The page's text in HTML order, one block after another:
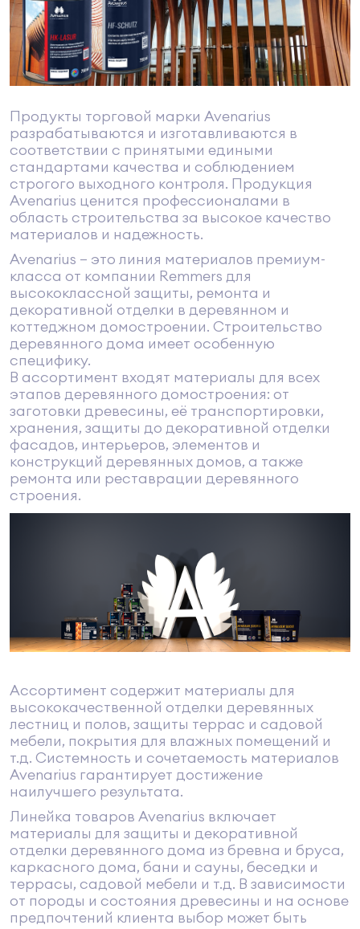
Продукты торговой марки Avenarius
разрабатываются и изготавливаются в
соответствии с принятыми едиными
стандартами качества и соблюдением
строгого выходного контроля. Продукция
Avenarius ценится профессионалами в
область строительства за высокое качество
материалов и надежность.
Avenarius – это линия материалов премиум-
класса от компании Remmers для
высококлассной защиты, ремонта и
декоративной отделки в деревянном и
коттеджном домостроении. Строительство
деревянного дома имеет особенную
специфику.
В ассортимент входят материалы для всех
этапов деревянного домостроения: от
заготовки древесины, её транспортировки,
хранения, защиты до декоративной отделки
фасадов, интерьеров, элементов и
конструкций деревянных домов, а также
ремонта или реставрации деревянного
строения.
Ассортимент содержит материалы для
высококачественной отделки деревянных
лестниц и полов, защиты террас и садовой
мебели, покрытия для влажных помещений и
т.д. Системность и сочетаемость материалов
Avenarius гарантирует достижение
наилучшего результата.
Линейка товаров Avenarius включает
материалы для защиты и декоративной
отделки деревянного дома из бревна и бруса,
каркасного дома, бани и сауны, беседки и
террасы, садовой мебели и т.д. В зависимости
от породы и состояния древесины и на основе
предпочтений клиента выбор может быть